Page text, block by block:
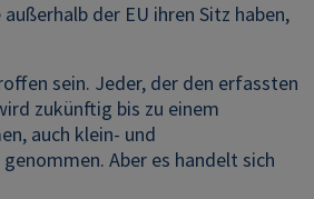
der EU ihren Sitz haben,
sein. Jeder, der den erfassten
zukünftig bis zu einem
auch klein- und
Aber es handelt sich